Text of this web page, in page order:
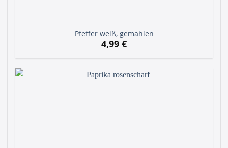
Pfeffer weiß, gemahlen
4,99 €